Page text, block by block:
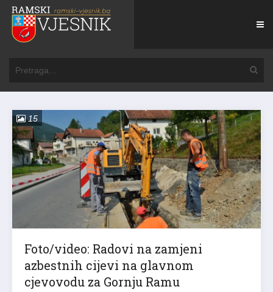
15
Foto/video: Radovi na zamjeni
azbestnih cijevi na glavnom
cjevovodu za Gornju Ramu